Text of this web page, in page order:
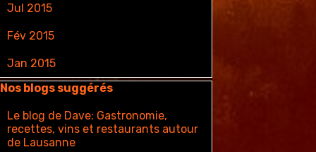
Jul 2015
Fév 2015
Jan 2015
le bloc Nos blogs suggérés
Nos blogs suggérés
Le blog de Dave: Gastronomie,
recettes, vins et restaurants autour
de Lausanne